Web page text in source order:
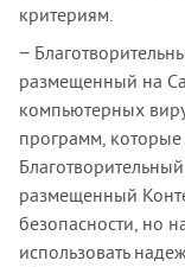
критериям.
−
размещенный на
компьютерных
программ,
размещенный
безопасности, но
использовать